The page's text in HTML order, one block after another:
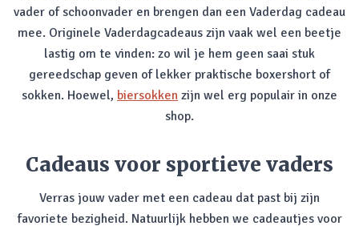
vader of schoonvader en brengen dan een Vaderdag cadeau
mee. Originele Vaderdagcadeaus zijn vaak wel een beetje
lastig om te vinden: zo wil je hem geen saai stuk
gereedschap geven of lekker praktische boxershort of
sokken. Hoewel, biersokken zijn wel erg populair in onze
shop.
Cadeaus voor sportieve vaders
Verras jouw vader met een cadeau dat past bij zijn
favoriete bezigheid. Natuurlijk hebben we cadeautjes voor